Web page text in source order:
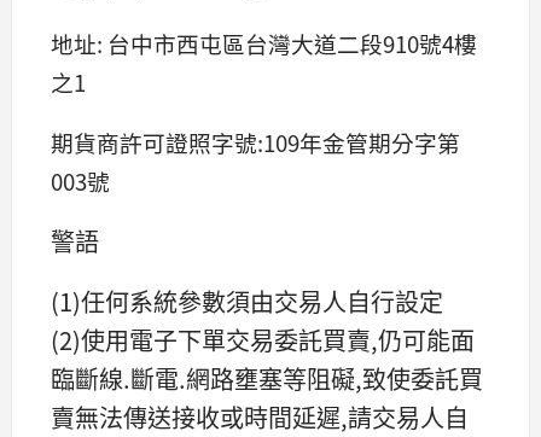
地址: 台中市西屯區台灣大道二段910號4樓
之1
期貨商許可證照字號:109年金管期分字第
003號
警語
(1)任何系統參數須由交易人自行設定
(2)使用電子下單交易委託買賣,仍可能面
臨斷線.斷電.網路壅塞等阻礙,致使委託買
賣無法傳送接收或時間延遲,請交易人自